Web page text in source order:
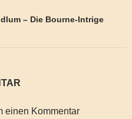
– Die Bourne-Intrige
einen Kommentar